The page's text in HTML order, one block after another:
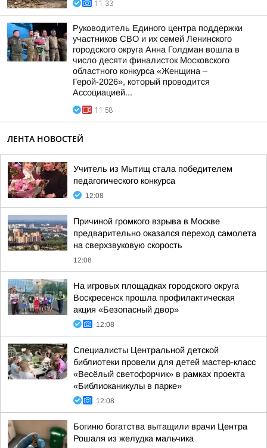
11:33
Руководитель Единого центра поддержки
участников СВО и их семей Ленинского
городского округа Анна Голдман вошла в
число десяти финалисток Московского
областного конкурса «Женщина –
Герой-2026», который проводится
Ассоциацией...
11:58
ЛЕНТА НОВОСТЕЙ
Учитель из Мытищ стала победителем
педагогического конкурса
12:08
Причиной громкого взрыва в Москве
предварительно оказался переход самолета
на сверхзвуковую скорость
12:08
На игровых площадках городского округа
Воскресенск прошла профилактическая
акция «Безопасный двор»
12:08
Специалисты Центральной детской
библиотеки провели для детей мастер-класс
«Весёлый светофорчик» в рамках проекта
«Библиоканикулы в парке»
12:08
Богиню богатства вытащили врачи Центра
Рошаля из желудка мальчика